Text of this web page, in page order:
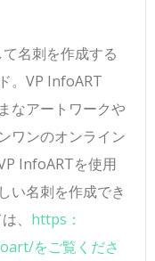
名刺を作成する
。VP InfoART
なアートワークや
ワンのオンライン
InfoARTを使用
い名刺を作成でき
、 https：
をご覧くださ